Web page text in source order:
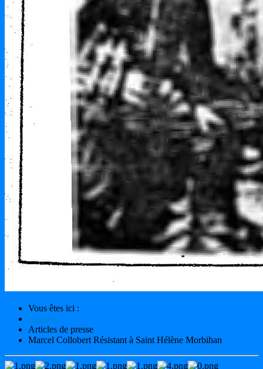
Vous êtes ici :
Accueil
Articles de presse
Marcel Collobert Résistant à Saint Hélène Morbihan